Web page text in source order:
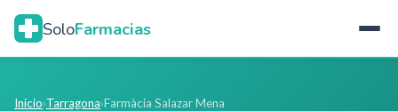
SoloFarmacias
Inicio›Tarragona›Farmàcia Salazar Mena